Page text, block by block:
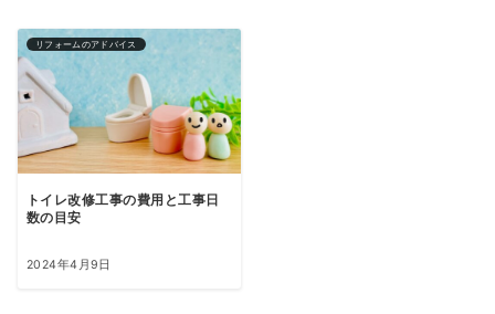
リフォームのアドバイス
トイレ改修工事の費用と工事日
数の目安
2024年4月9日